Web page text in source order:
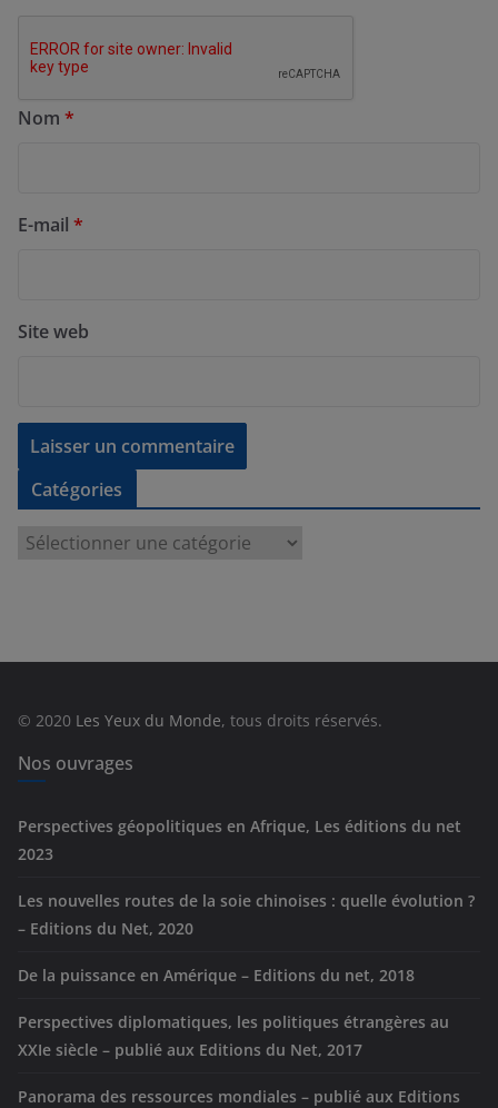
Nom *
E-mail *
Site web
Catégories
e
s
© 2020 Les Yeux du Monde, tous droits réservés.
Nos ouvrages
Perspectives géopolitiques en Afrique, Les éditions du net
2023
Les nouvelles routes de la soie chinoises : quelle évolution ?
– Editions du Net, 2020
De la puissance en Amérique – Editions du net, 2018
Perspectives diplomatiques, les politiques étrangères au
XXIe siècle – publié aux Editions du Net, 2017
Panorama des ressources mondiales – publié aux Editions